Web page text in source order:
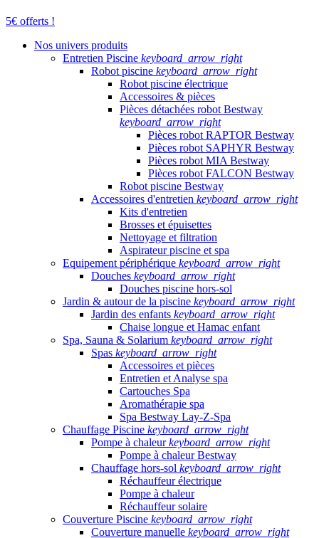
5€ offerts !
Nos univers produits
Entretien Piscine keyboard_arrow_right
Robot piscine keyboard_arrow_right
Robot piscine électrique
Accessoires & pièces
Pièces détachées robot Bestway
keyboard_arrow_right
Pièces robot RAPTOR Bestway
Pièces robot SAPHYR Bestway
Pièces robot MIA Bestway
Pièces robot FALCON Bestway
Robot piscine Bestway
Accessoires d'entretien keyboard_arrow_right
Kits d'entretien
Brosses et épuisettes
Nettoyage et filtration
Aspirateur piscine et spa
Equipement périphérique keyboard_arrow_right
Douches keyboard_arrow_right
Douches piscine hors-sol
Jardin & autour de la piscine keyboard_arrow_right
Jardin des enfants keyboard_arrow_right
Chaise longue et Hamac enfant
Spa, Sauna & Solarium keyboard_arrow_right
Spas keyboard_arrow_right
Accessoires et pièces
Entretien et Analyse spa
Cartouches Spa
Aromathérapie spa
Spa Bestway Lay-Z-Spa
Chauffage Piscine keyboard_arrow_right
Pompe à chaleurkeyboard_arrow_right
Pompe à chaleur Bestway
Chauffage hors-sol keyboard_arrow_right
Réchauffeur électrique
Pompe à chaleur
Réchauffeur solaire
Couverture Piscine keyboard_arrow_right
Couverture manuelle keyboard_arrow_right